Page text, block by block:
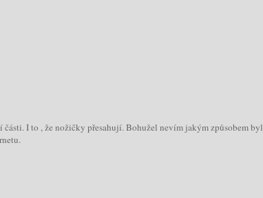
I to , že nožičky přesahují. Bohužel nevím jakým způsobem byl